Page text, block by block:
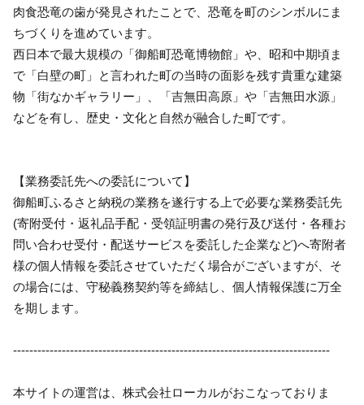
肉食恐竜の歯が発見されたことで、恐竜を町のシンボルにま
ちづくりを進めています。
西日本で最大規模の「御船町恐竜博物館」や、昭和中期頃ま
で「白壁の町」と言われた町の当時の面影を残す貴重な建築
物「街なかギャラリー」、「吉無田高原」や「吉無田水源」
などを有し、歴史・文化と自然が融合した町です。
【業務委託先への委託について】
御船町ふるさと納税の業務を遂行する上で必要な業務委託先
(寄附受付・返礼品手配・受領証明書の発行及び送付・各種お
問い合わせ受付・配送サービスを委託した企業など)へ寄附者
様の個人情報を委託させていただく場合がございますが、そ
の場合には、守秘義務契約等を締結し、個人情報保護に万全
を期します。
------------------------------------------------------------------------------
本サイトの運営は、株式会社ローカルがおこなっておりま